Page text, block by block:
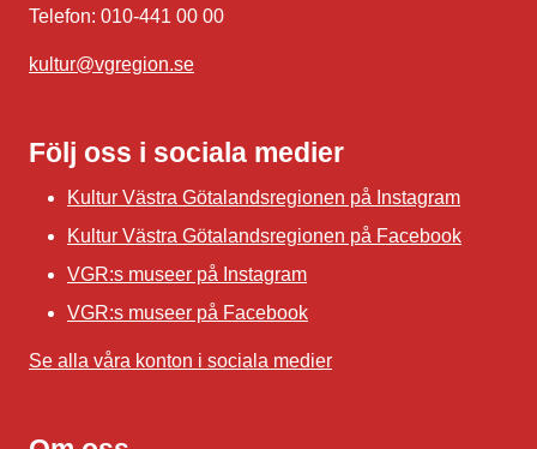
Telefon: 010-441 00 00
kultur@vgregion.se
Följ oss i sociala medier
Kultur Västra Götalandsregionen på Instagram
Kultur Västra Götalandsregionen på Facebook
VGR:s museer på Instagram
VGR:s museer på Facebook
Se alla våra konton i sociala medier